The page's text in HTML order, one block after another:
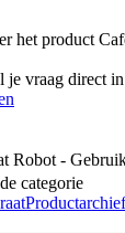
het product
vraag direct in
Robot -
categorie
Productarchief